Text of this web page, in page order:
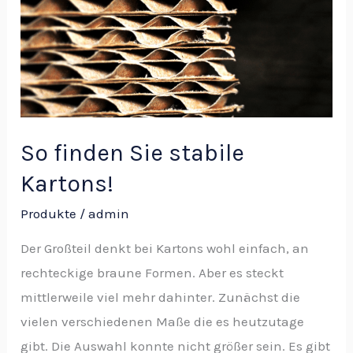
So finden Sie stabile
Kartons!
Produkte /admin
Der Großteil denkt bei Kartons wohl einfach, an
rechteckige braune Formen. Aber es steckt
mittlerweile viel mehr dahinter. Zunächst die
vielen verschiedenen Maße die es heutzutage
gibt. Die Auswahl konnte nicht größer sein. Es gibt
Kartons!